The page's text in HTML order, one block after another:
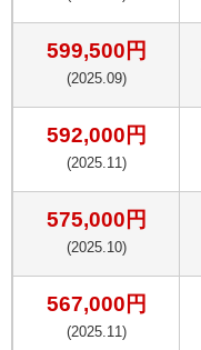
599,500 円
(2025.09)
592,000 円
(2025.11)
575,000 円
(2025.10)
567,000 円
(2025.11)